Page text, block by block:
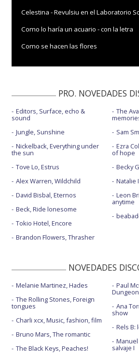
Celestina - Revulsiu en el Laboratorio
Como lo haría un acuario - con la letra
Como se hacen las flores
Contigo no cuento - con Louta - con letra
Corea del Sur - con Panteón Rococó -
Dale! - con la letra
Darle la vuelta
Dejarse la piel - con Arnau Griso
Diez minutos - con La Vela Puerca - con
Down for love - con Chef'Special - con
Heridas de guerra
Hoy es la vida entera - con Rayden,
La guspira
La sombra - con la letra
La tempestad - con Eva Amaral
La voltereta
Mama - con la letra
PRO. NOVEDADES
Editors, Surface, echo &
sound
Jungle, Sunshine
Nickelback, Everything under
the sun
Tove Lo, Estrus
Alex Warren, Wildchild
David Bisbal, Eternos
Beck, Ride lonesome
Tokio Hotel, Encore
Brandon Flowers, Thrasher
The
Sam
Ezra
of hope
Becky
Natalie
Leon
anytime
NOVEDADES
Melanie Martinez, Hades
The Rolling Stones, Foreign
tongues
Charli xcx, Music, fashion, film
Bruno Mars, The romantic
The Black Keys, Peaches!
Paul
Ana
show
Rels B:
Manuel
salvaje I